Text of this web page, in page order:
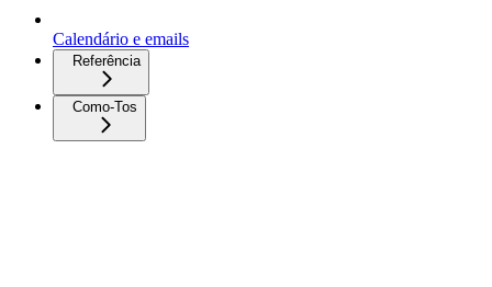
Calendário e emails
Referência
Como-Tos